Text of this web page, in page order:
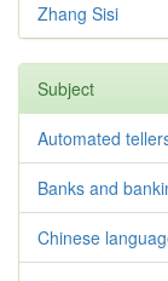
Zhang Sisi
Subject
Automated
Banks and
Chinese